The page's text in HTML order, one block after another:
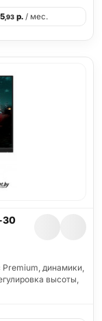
,93р./ мес.
30
Premium, динамики,
высоты,